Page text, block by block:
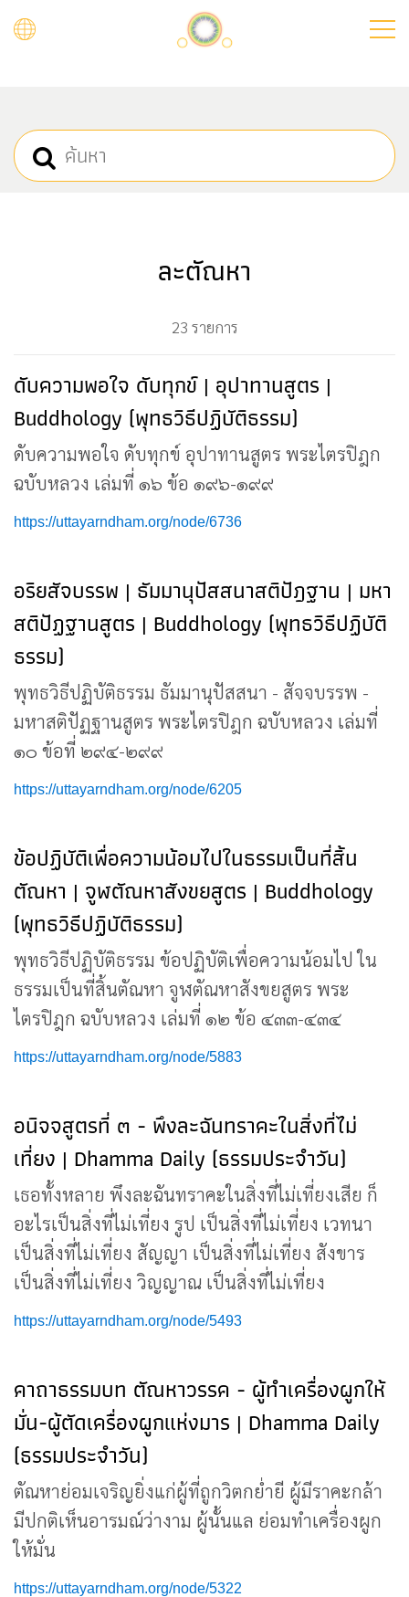
ละตัณหา
23 รายการ
ดับความพอใจ ดับทุกข์ | อุปาทานสูตร |
Buddhology (พุทธวิธีปฏิบัติธรรม)
ดับความพอใจ ดับทุกข์ อุปาทานสูตร พระไตรปิฎก
ฉบับหลวง เล่มที่ ๑๖ ข้อ ๑๙๖-๑๙๙
https://uttayarndham.org/node/6736
อริยสัจบรรพ | ธัมมานุปัสสนาสติปัฎฐาน | มหา
สติปัฏฐานสูตร | Buddhology (พุทธวิธีปฏิบัติ
ธรรม)
พุทธวิธีปฏิบัติธรรม ธัมมานุปัสสนา - สัจจบรรพ -
มหาสติปัฏฐานสูตร พระไตรปิฎก ฉบับหลวง เล่มที่
๑๐ ข้อที่ ๒๙๔-๒๙๙
https://uttayarndham.org/node/6205
ข้อปฏิบัติเพื่อความน้อมไปในธรรมเป็นที่สิ้น
ตัณหา | จูฬตัณหาสังขยสูตร | Buddhology
(พุทธวิธีปฏิบัติธรรม)
พุทธวิธีปฏิบัติธรรม ข้อปฏิบัติเพื่อความน้อมไป ใน
ธรรมเป็นที่สิ้นตัณหา จูฬตัณหาสังขยสูตร พระ
ไตรปิฎก ฉบับหลวง เล่มที่ ๑๒ ข้อ ๔๓๓-๔๓๔
https://uttayarndham.org/node/5883
อนิจจสูตรที่ ๓ - พึงละฉันทราคะในสิ่งที่ไม่
เที่ยง | Dhamma Daily (ธรรมประจำวัน)
เธอทั้งหลาย พึงละฉันทราคะในสิ่งที่ไม่เที่ยงเสีย ก็
อะไรเป็นสิ่งที่ไม่เที่ยง รูป เป็นสิ่งที่ไม่เที่ยง เวทนา
เป็นสิ่งที่ไม่เที่ยง สัญญา เป็นสิ่งที่ไม่เที่ยง สังขาร
เป็นสิ่งที่ไม่เที่ยง วิญญาณ เป็นสิ่งที่ไม่เที่ยง
https://uttayarndham.org/node/5493
คาถาธรรมบท ตัณหาวรรค - ผู้ทำเครื่องผูกให้
มั่น-ผู้ตัดเครื่องผูกแห่งมาร | Dhamma Daily
(ธรรมประจำวัน)
ตัณหาย่อมเจริญยิ่งแก่ผู้ที่ถูกวิตกย่ำยี ผู้มีราคะกล้า
มีปกติเห็นอารมณ์ว่างาม ผู้นั้นแล ย่อมทำเครื่องผูก
ให้มั่น
https://uttayarndham.org/node/5322